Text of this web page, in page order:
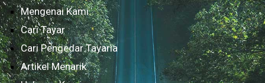
Mengenai Kami
Cari Tayar
Cari Pengedar Tayaria
Artikel Menarik